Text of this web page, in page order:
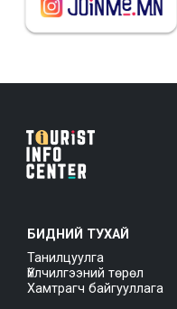
БИДНИЙ ТУХАЙ
Танилцуулга
Үйлчилгээний төрөл
Хамтрагч байгууллага